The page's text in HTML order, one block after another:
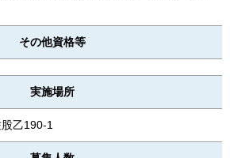
その他資格等
実施場所
乙190-1